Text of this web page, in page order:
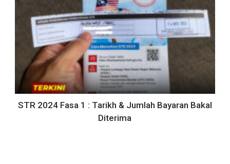
STR 2024 Fasa 1 : Tarikh & Jumlah Bayaran Bakal
Diterima